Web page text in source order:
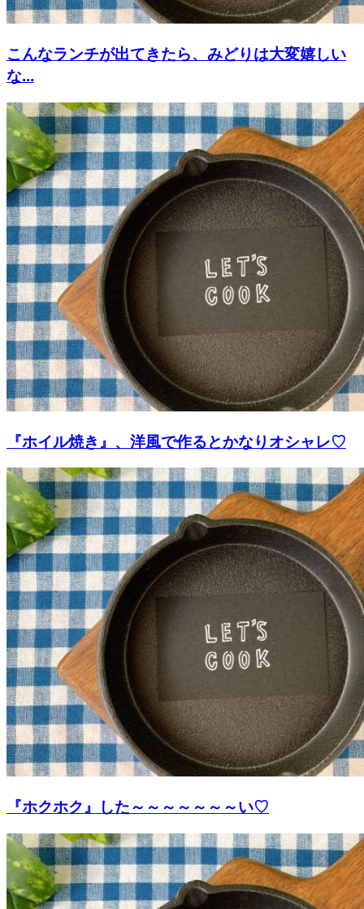
こんなランチが出てきたら、みどりは大変嬉しい
な...
『ホイル焼き』、洋風で作るとかなりオシャレ♡
『ホクホク』した～～～～～～～い♡